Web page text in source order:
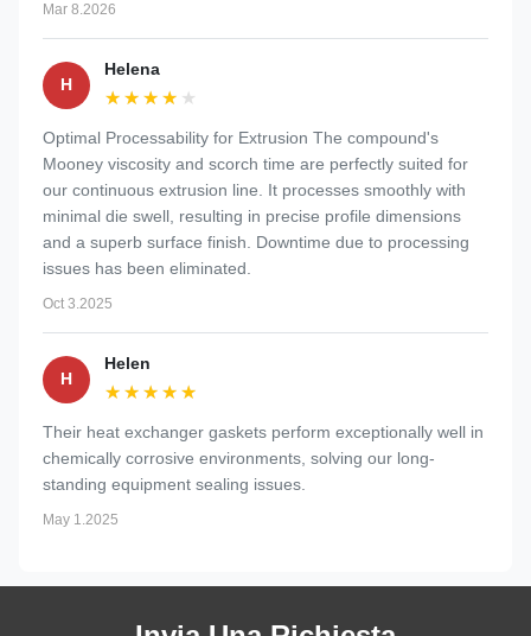
Mar 8.2026
H
Helena
★★★★★
★★★★★
Optimal Processability for Extrusion The compound's
Mooney viscosity and scorch time are perfectly suited for
our continuous extrusion line. It processes smoothly with
minimal die swell, resulting in precise profile dimensions
and a superb surface finish. Downtime due to processing
issues has been eliminated.
Oct 3.2025
H
Helen
★★★★★
★★★★★
Their heat exchanger gaskets perform exceptionally well in
chemically corrosive environments, solving our long-
standing equipment sealing issues.
May 1.2025